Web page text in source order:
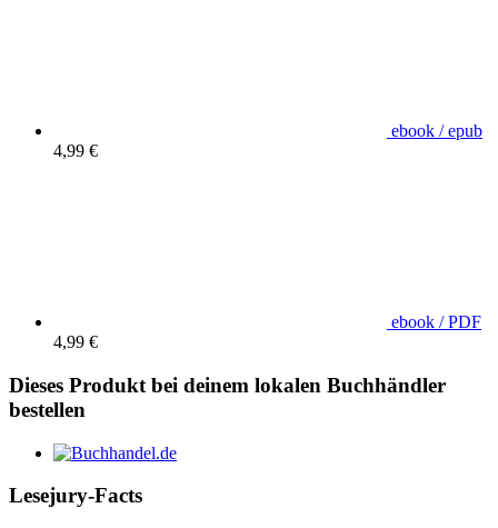
ebook / epub
4,99 €
ebook / PDF
4,99 €
Dieses Produkt bei deinem lokalen Buchhändler
bestellen
Lesejury-Facts